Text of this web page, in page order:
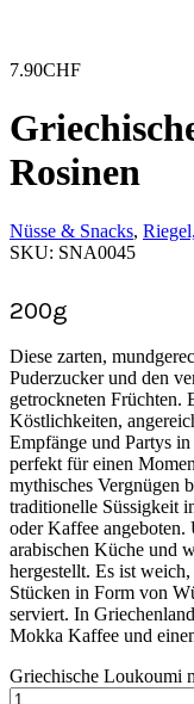
7.90CHF
Rosinen
Nüsse & Snacks,
SKU: SNA0045
200g
Diese zarten,
Puderzucker und den
getrockneten Früchten.
Köstlichkeiten,
Empfänge und Partys
perfekt für einen
mythisches Vergnügen
traditionelle Süssigkeit
oder Kaffee
arabischen Küche und
hergestellt. Es ist
Stücken in Form von
serviert. In
Mokka Kaffee und
Griechische Loukoumi